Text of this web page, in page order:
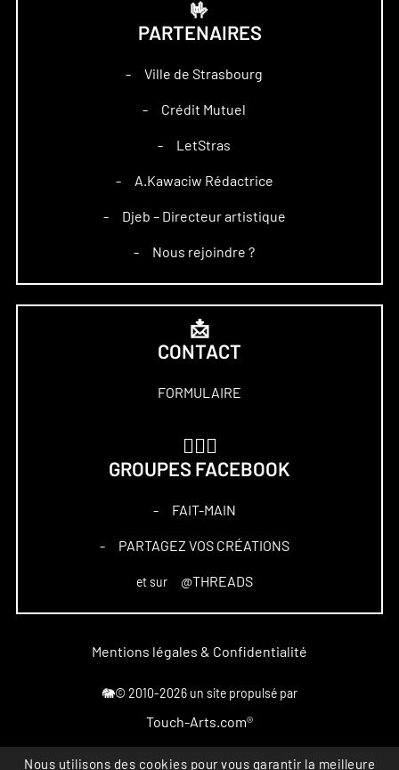
🤟
PARTENAIRES
– Ville de Strasbourg
– Crédit Mutuel
– LetStras
– A.Kawaciw Rédactrice
– Djeb – Directeur artistique
– Nous rejoindre ?
📩
CONTACT
FORMULAIRE
GROUPES FACEBOOK
– FAIT-MAIN
– PARTAGEZ VOS CRÉATIONS
et sur @THREADS
Mentions légales & Confidentialité
🐘© 2010-2026 un site propulsé par
Touch-Arts.com®
Marque déposée
Nous utilisons des cookies pour vous garantir la meilleure